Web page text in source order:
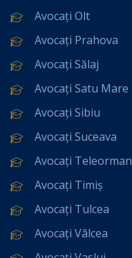
Avocați Olt
Avocați Prahova
Avocați Sălaj
Avocați Satu Mare
Avocați Sibiu
Avocați Suceava
Avocați Teleorman
Avocați Timiș
Avocați Tulcea
Avocați Vâlcea